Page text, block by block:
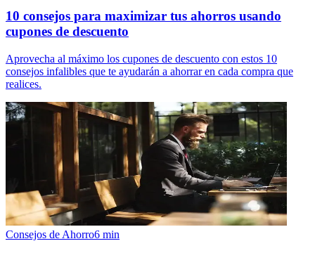
10 consejos para maximizar tus ahorros usando
cupones de descuento
Aprovecha al máximo los cupones de descuento con estos 10
consejos infalibles que te ayudarán a ahorrar en cada compra que
realices.
Consejos de Ahorro6 min